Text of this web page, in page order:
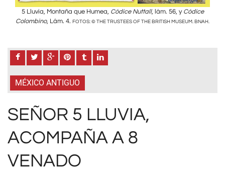
5 Lluvia, Montaña que Humea, Códice Nuttall, lám. 56, y Códice
Colombino, Lám. 4. FOTOS: © THE TRUSTEES OF THE BRITISH MUSEUM. BNAH.
MÉXICO ANTIGUO
SEÑOR 5 LLUVIA,
ACOMPAÑA A 8
VENADO